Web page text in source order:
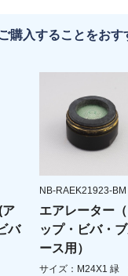
購入することをおす
ア
バ
NB-RAEK21923-BM
エアレーター
ップ・ビバ・
ース用）
サイズ：M24X1 緑